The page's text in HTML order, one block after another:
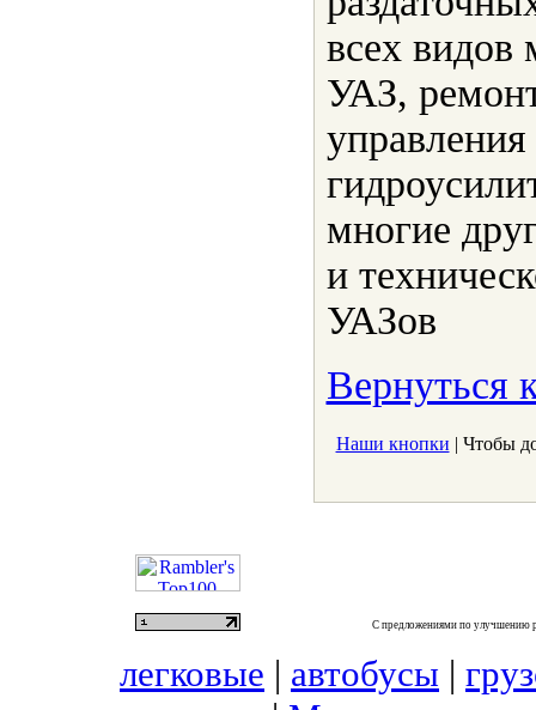
всех видов
УАЗ,
многие
и
УАЗов
Вернуться
Наши кнопки | Чтобы
С предложениями по улучшению
легковые | автобусы |